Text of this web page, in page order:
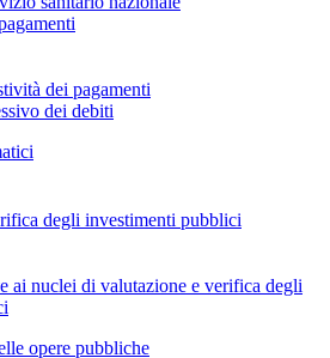
dei pagamenti
dei debiti
degli investimenti pubblici
ai nuclei di valutazione e verifica degli
opere pubbliche